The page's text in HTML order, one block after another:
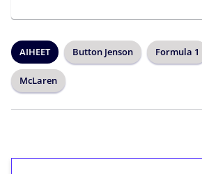
AIHEET Button Jenson Formula 1
McLaren